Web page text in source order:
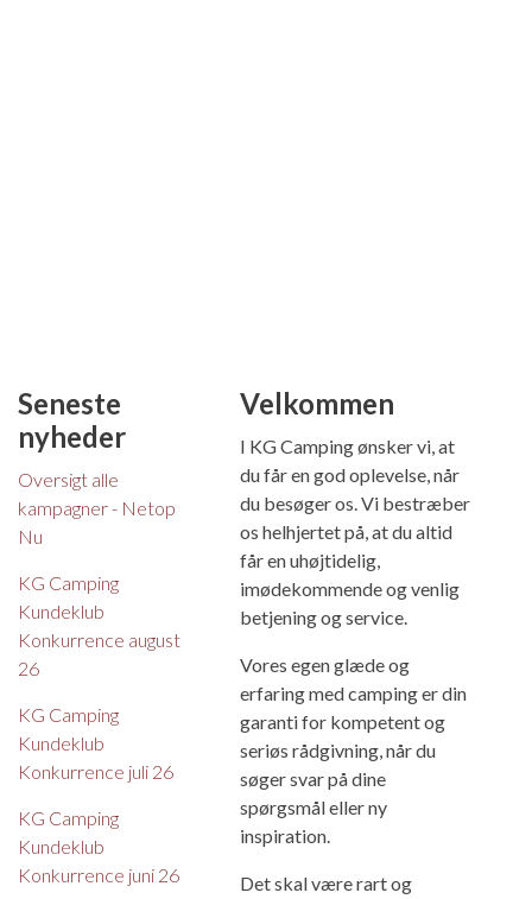
Seneste
nyheder
Oversigt alle
kampagner - Netop
Nu
KG Camping
Kundeklub
Konkurrence august
26
KG Camping
Kundeklub
Konkurrence juli 26
KG Camping
Kundeklub
Konkurrence juni 26
Velkommen
I KG Camping ønsker vi, at
du får en god oplevelse, når
du besøger os. Vi bestræber
os helhjertet på, at du altid
får en uhøjtidelig,
imødekommende og venlig
betjening og service.
Vores egen glæde og
erfaring med camping er din
garanti for kompetent og
seriøs rådgivning, når du
søger svar på dine
spørgsmål eller ny
inspiration.
Det skal være rart og